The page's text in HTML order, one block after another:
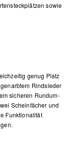
sowie
genug Platz
Rindsleder
sicheren Rundum-
Scheinfächer und
Funktionalität